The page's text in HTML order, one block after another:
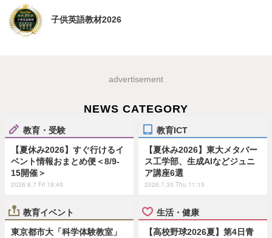
子供英語教材2026
advertisement
NEWS CATEGORY
教育・受験
【夏休み2026】すぐ行けるイ
ベント情報おまとめ便＜8/9-
15開催＞
2026.8.7 Fri 19:45
教育ICT
【夏休み2026】東大メタバー
ス工学部、生成AIなどジュニ
ア講座6選
2026.7.30 Thu 11:15
教育イベント
東京都市大「科学体験教室」
生活・健康
【高校野球2026夏】第4日青